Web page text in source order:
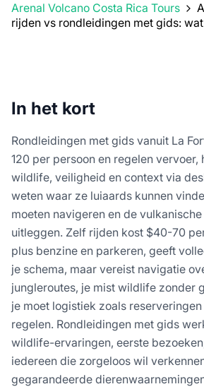
Arenal Volcano Costa Rica Tours
rijden vs rondleidingen met gids:
In het kort
Rondleidingen met gids vanuit La
120 per persoon en regelen vervoer,
wildlife, veiligheid en context via
weten waar ze luiaards kunnen
moeten navigeren en de
uitleggen. Zelf rijden kost $40-70
plus benzine en parkeren, geeft
je schema, maar vereist navigatie
jungleroutes, je mist wildlife zonder
je moet logistiek zoals
regelen. Rondleidingen met gids
wildlife-ervaringen, eerste
iedereen die zorgeloos wil
gegarandeerde